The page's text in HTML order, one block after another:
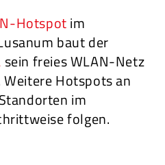
Hotspotim
baut der
sein freies WLAN-Netz
Hotspots an
im
folgen.